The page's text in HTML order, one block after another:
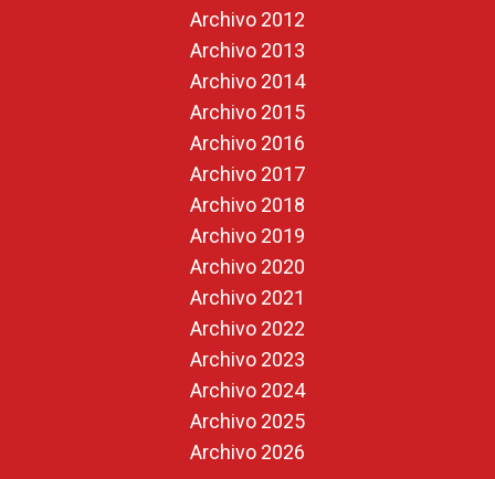
Archivo 2012
Archivo 2013
Archivo 2014
Archivo 2015
Archivo 2016
Archivo 2017
Archivo 2018
Archivo 2019
Archivo 2020
Archivo 2021
Archivo 2022
Archivo 2023
Archivo 2024
Archivo 2025
Archivo 2026